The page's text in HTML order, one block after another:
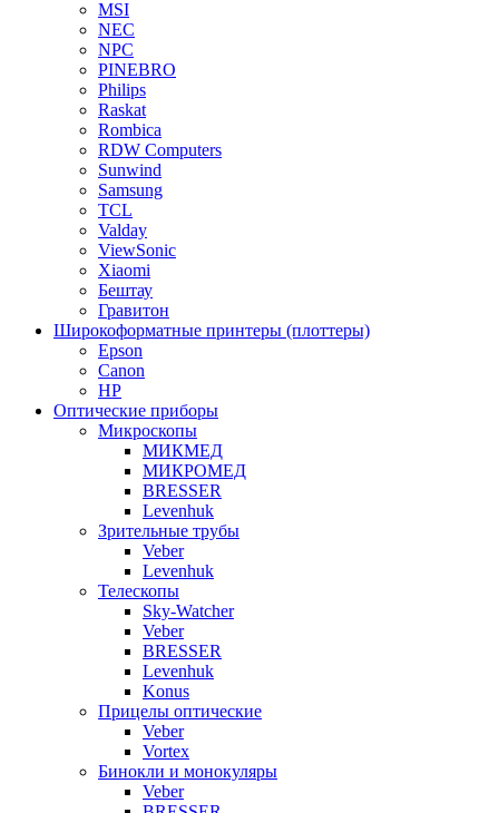
MSI
NEC
NPC
PINEBRO
Philips
Raskat
Rombica
RDW Computers
Sunwind
Samsung
TCL
Valday
ViewSonic
Xiaomi
Бештау
Гравитон
Широкоформатные принтеры (плоттеры)
Epson
Canon
HP
Оптические приборы
Микроскопы
МИКМЕД
МИКРОМЕД
BRESSER
Levenhuk
Зрительные трубы
Veber
Levenhuk
Телескопы
Sky-Watcher
Veber
BRESSER
Levenhuk
Konus
Прицелы оптические
Veber
Vortex
Бинокли и монокуляры
Veber